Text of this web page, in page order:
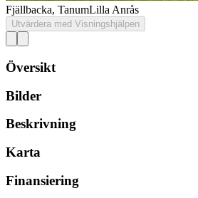
Fjällbacka, TanumLilla Anrås
Utvärdera med Visningshjälpen
Översikt
Bilder
Beskrivning
Karta
Finansiering